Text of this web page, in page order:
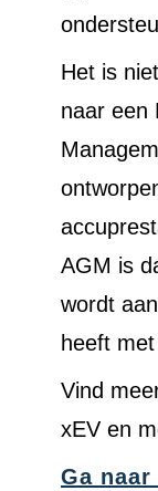
Het is
naar een
AGM is
wordt
heeft
Vind
xEV en
Ga